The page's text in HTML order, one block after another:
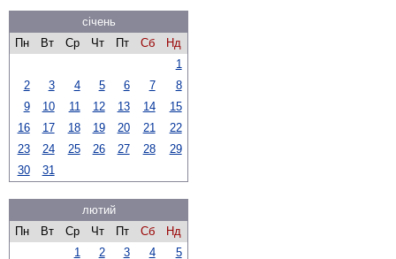
січень
Пн
Вт Ср Чт Пт Сб
Нд
1
2
3 4 5 6 7
8
9
10 11 12 13 14
15
16
17 18 19 20 21
22
23
24 25 26 27 28
29
30
31
лютий
Пн
Вт Ср Чт Пт Сб
Нд
1
2 3 4
5